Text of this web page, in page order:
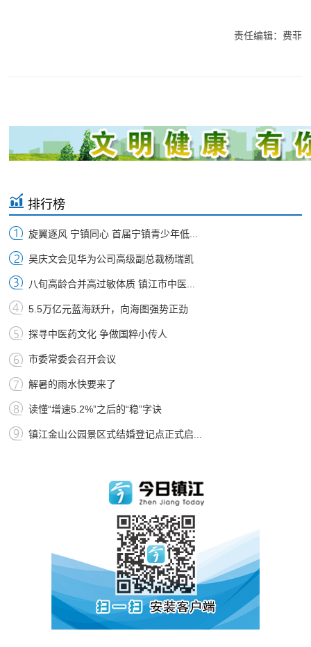
责任编辑：费菲
排行榜
旋翼逐风 宁镇同心 首届宁镇青少年低...
吴庆文会见华为公司高级副总裁杨瑞凯
八旬高龄合并高过敏体质 镇江市中医...
5.5万亿元蓝海跃升，向海图强势正劲
探寻中医药文化 争做国粹小传人
市委常委会召开会议
解暑的雨水快要来了
读懂“增速5.2%”之后的“稳”字诀
镇江金山公园景区式结婚登记点正式启...